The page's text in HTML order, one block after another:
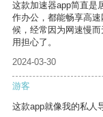
这款加速器app简直是
作办公，都能畅享高
候，经常因为网速慢
用担心了。
2024-03-30
游客
这款app就像我的私人